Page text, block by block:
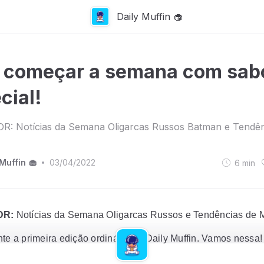
Daily Muffin 🧁
começar a semana com
Notícias da Semana Oligarcas Russos Batman e
🧁 • 03/04/2022 6 min
Notícias da Semana Oligarcas Russos e Tendências de
a primeira edição ordinária do Daily Muffin. Vamos nessa!